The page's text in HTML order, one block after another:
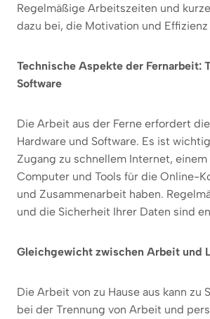
Regelmäßige Arbeitszeiten und
dazu bei, die Motivation und
Technische Aspekte der Fernarbeit:
Software
Die Arbeit aus der Ferne erfordert
Hardware und Software. Es ist
Zugang zu schnellem Internet,
Computer und Tools für die Online-
und Zusammenarbeit haben.
und die Sicherheit Ihrer Daten sind
Gleichgewicht zwischen Arbeit und
Die Arbeit von zu Hause aus kann zu
bei der Trennung von Arbeit und